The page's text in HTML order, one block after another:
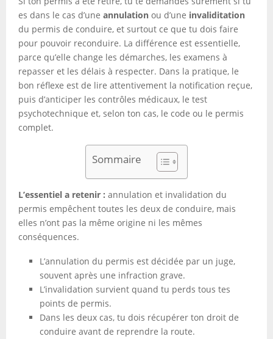
es dans le cas d’une annulation ou d’une invaliditation
du permis de conduire, et surtout ce que tu dois faire
pour pouvoir reconduire. La différence est essentielle,
parce qu’elle change les démarches, les examens à
repasser et les délais à respecter. Dans la pratique, le
bon réflexe est de lire attentivement la notification reçue,
puis d’anticiper les contrôles médicaux, le test
psychotechnique et, selon ton cas, le code ou le permis
complet.
Sommaire
L’essentiel a retenir : annulation et invalidation du
permis empêchent toutes les deux de conduire, mais
elles n’ont pas la même origine ni les mêmes
conséquences.
L’annulation du permis est décidée par un juge,
souvent après une infraction grave.
L’invalidation survient quand tu perds tous tes
points de permis.
Dans les deux cas, tu dois récupérer ton droit de
conduire avant de reprendre la route.